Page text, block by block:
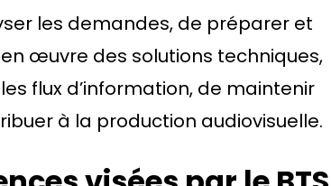
les demandes, de préparer et
œuvre des solutions techniques,
flux d’information, de maintenir
à la production audiovisuelle.